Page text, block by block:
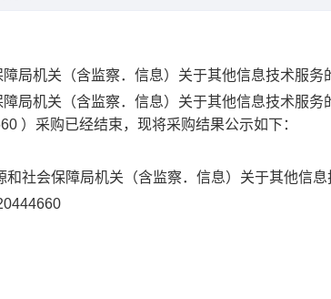
局机关（含监察．信息）关于其他信息技术服务
局机关（含监察．信息）关于其他信息技术服务
）采购已经结束，现将采购结果公示如下：
和社会保障局机关（含监察．信息）关于其他信